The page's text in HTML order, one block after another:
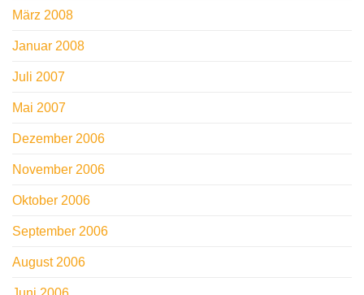
März 2008
Januar 2008
Juli 2007
Mai 2007
Dezember 2006
November 2006
Oktober 2006
September 2006
August 2006